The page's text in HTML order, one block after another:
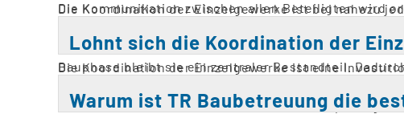
Die Kommunikation zwischen allen Beteiligten wird
Die Koordination der Einzelgewerke ist bei nahezu
Zeitplänen ist eine professionelle Koordination
Bauphase bleibt sie ein zentraler Bestandteil.
Lohnt sich die Koordination der
Die Koordination der Einzelgewerke ist eine
Kosten vermieden. Fehler durch mangelnde
die Bauzeit wird verkürzt, was weitere
Warum ist TR Baubetreuung die